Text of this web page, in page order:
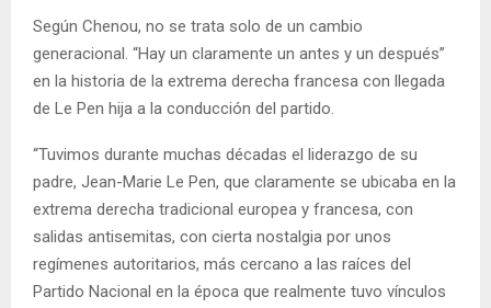
Según Chenou, no se trata solo de un cambio
generacional. “Hay un claramente un antes y un después”
en la historia de la extrema derecha francesa con llegada
de Le Pen hija a la conducción del partido.
“Tuvimos durante muchas décadas el liderazgo de su
padre, Jean-Marie Le Pen, que claramente se ubicaba en la
extrema derecha tradicional europea y francesa, con
salidas antisemitas, con cierta nostalgia por unos
regímenes autoritarios, más cercano a las raíces del
Partido Nacional en la época que realmente tuvo vínculos